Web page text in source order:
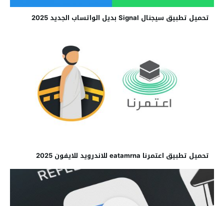
تحميل تطبيق سيجنال Signal بديل الواتساب الجديد 2025
تحميل تطبيق اعتمرنا eatamrna للاندرويد للايفون 2025